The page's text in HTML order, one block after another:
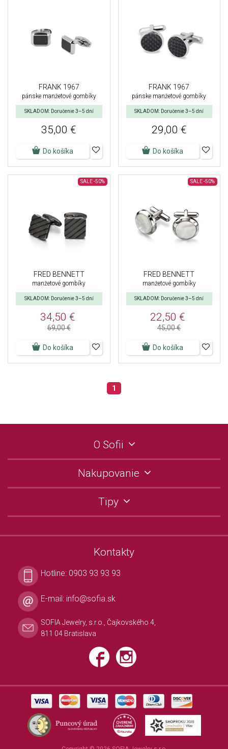
FRANK 1967
pánske manžetové gombíky
SKLADOM: Doručenie 3–5 dní
35,00 €
Do košíka
FRANK 1967
pánske manžetové gombíky
SKLADOM: Doručenie 3–5 dní
29,00 €
Do košíka
SALE -50%
FRED BENNETT
manžetové gombíky
SKLADOM: Doručenie 3–5 dní
34,50 €
69,00 €
Do košíka
SALE-50%
FRED BENNETT
manžetové gombíky
SKLADOM: Doručenie 3–5 dní
22,50 €
45,00 €
Do košíka
1
O Sofii
Nakupovanie
Tipy
Kontakty
Hotline: 0903 93 93 93
E-mail: info@sofia.sk
SOFIA Jewelry, s.r.o., Čajkovského 4,
811 04 Bratislava